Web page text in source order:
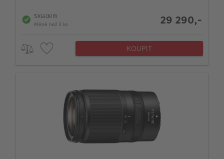
Skladem
Méně než 3 ks 29 290,-
KOUPIT